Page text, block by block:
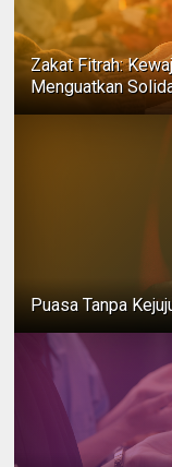
Zakat Fitrah:
Menguatkan
Puasa Tanpa